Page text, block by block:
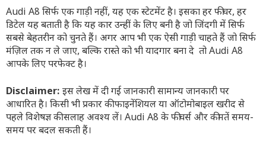
Audi A8 सिर्फ एक गाड़ी नहीं, यह एक स्टेटमेंट है। इसका हर फीचर, हर
डिटेल यह बताती है कि यह कार उन्हीं के लिए बनी है जो जिंदगी में सिर्फ
सबसे बेहतरीन को चुनते हैं। अगर आप भी एक ऐसी गाड़ी चाहते हैं जो सिर्फ
मंज़िल तक न ले जाए, बल्कि रास्ते को भी यादगार बना दे तो Audi A8
आपके लिए परफेक्ट है।
Disclaimer: इस लेख में दी गई जानकारी सामान्य जानकारी पर
आधारित है। किसी भी प्रकार की फाइनेंशियल या ऑटोमोबाइल खरीद से
पहले विशेषज्ञ की सलाह अवश्य लें। Audi A8 के फीचर्स और कीमतें समय-
समय पर बदल सकती हैं।